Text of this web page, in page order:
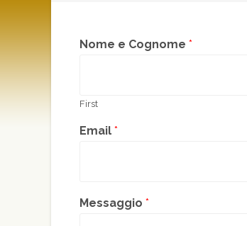
Nome e Cognome *
First
Email *
Messaggio *